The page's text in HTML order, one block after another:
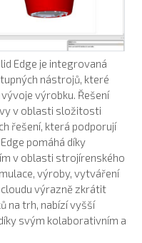
Edge je integrovaná
nástrojů, které
výrobku. Řešení
v oblasti složitosti
řešení, která podporují
pomáhá díky
v oblasti strojírenského
výroby, vytváření
výrazně zkrátit
na trh, nabízí vyšší
svým kolaborativním a